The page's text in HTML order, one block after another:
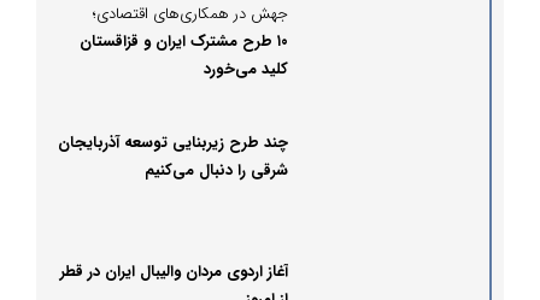
جهش در همکاری‌های اقتصادی؛
۱۰ طرح مشترک ایران و قزاقستان
کلید می‌خورد
چند طرح‌ زیربنایی توسعه آذربایجان
شرقی را دنبال می‌کنیم
آغاز اردوی مردان والیبال ایران در قطر